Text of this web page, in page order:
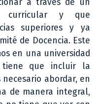
a través de un
curricular y que
superiores y ya
de Docencia. Este
en una universidad
tiene que incluir la
abordar, en
de manera integral,